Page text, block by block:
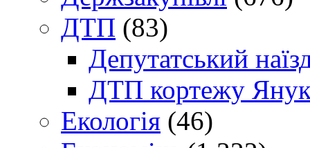
ДТП (83)
Депутатський
ДТП кортежу
Екологія (46)